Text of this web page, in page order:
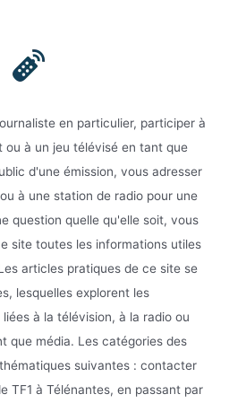
en particulier, participer à
ou à un jeu télévisé en tant que
d'une émission, vous adresser
à une station de radio pour une
question quelle qu'elle soit, vous
site toutes les informations utiles
articles pratiques de ce site se
lesquelles explorent les
à la télévision, à la radio ou
que média. Les catégories des
suivantes : contacter
TF1 à Télénantes, en passant par